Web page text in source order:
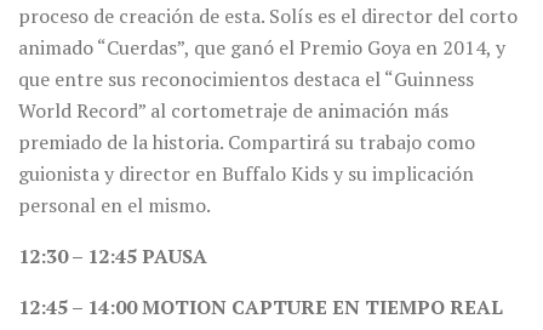
proceso de creación de esta. Solís es el director del corto
animado “Cuerdas”, que ganó el Premio Goya en 2014, y
que entre sus reconocimientos destaca el “Guinness
World Record” al cortometraje de animación más
premiado de la historia. Compartirá su trabajo como
guionista y director en Buffalo Kids y su implicación
personal en el mismo.
12:30 – 12:45 PAUSA
12:45 – 14:00 MOTION CAPTURE EN TIEMPO REAL